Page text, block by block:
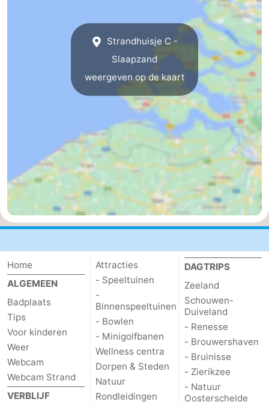
Vlissingen
Middelburg
Zeeuws-
Vlaanderen
-
Sluis
-
Natuur
Het
Zwin
Weer
Contact
Strandhuisje C -
Slaapzand
weergeven op de kaart
Home
ALGEMEEN
Badplaats
Tips
Voor kinderen
Weer
Webcam
Webcam Strand
VERBLIJF
Attracties
- Speeltuinen
-
Binnenspeeltuinen
- Bowlen
- Minigolfbanen
Wellness centra
Dorpen & Steden
Natuur
Rondleidingen
DAGTRIPS
Zeeland
Schouwen-
Duiveland
- Renesse
- Brouwershaven
- Bruinisse
- Zierikzee
- Natuur
Oosterschelde